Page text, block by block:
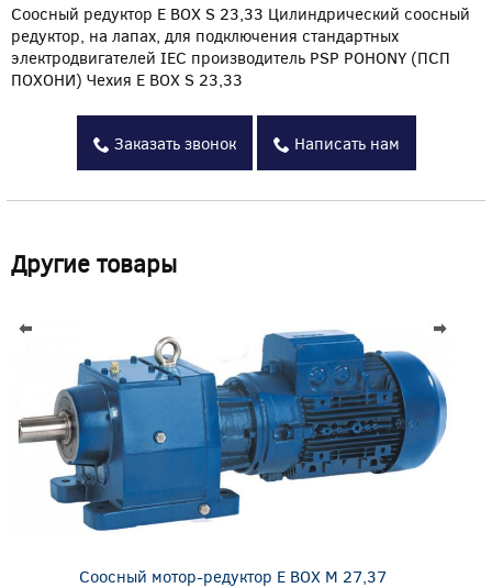
Соосный редуктор E BOX S 23,33 Цилиндрический соосный
редуктор, на лапах, для подключения стандартных
электродвигателей IEC производитель PSP POHONY (ПСП
ПОХОНИ) Чехия E BOX S 23,33
Заказать звонок Написать нам
Другие товары
Соосный мотор-редуктор E BOX M 27,37